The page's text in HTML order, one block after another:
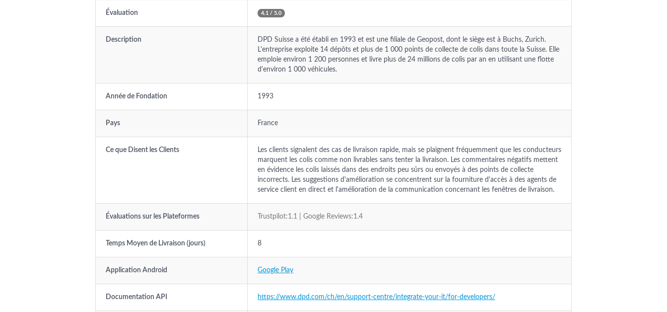
Évaluation 4.1 / 5.0
Description
DPD Suisse a été établi en 1993 et est une filiale de Geopost, dont le siège est à Buchs, Zurich.
L'entreprise exploite 14 dépôts et plus de 1 000 points de collecte de colis dans toute la Suisse. Elle
emploie environ 1 200 personnes et livre plus de 24 millions de colis par an en utilisant une flotte
d'environ 1 000 véhicules.
Année de Fondation 1993
Pays France
Ce que Disent les Clients
Les clients signalent des cas de livraison rapide, mais se plaignent fréquemment que les conducteurs
marquent les colis comme non livrables sans tenter la livraison. Les commentaires négatifs mettent
en évidence les colis laissés dans des endroits peu sûrs ou envoyés à des points de collecte
incorrects. Les suggestions d'amélioration se concentrent sur la fourniture d'accès à des agents de
service client en direct et l'amélioration de la communication concernant les fenêtres de livraison.
Évaluations sur les Plateformes Trustpilot:1.1 | Google Reviews:1.4
Temps Moyen de Livraison (jours) 8
Application Android Google Play
Documentation API https://www.dpd.com/ch/en/support-centre/integrate-your-it/for-developers/